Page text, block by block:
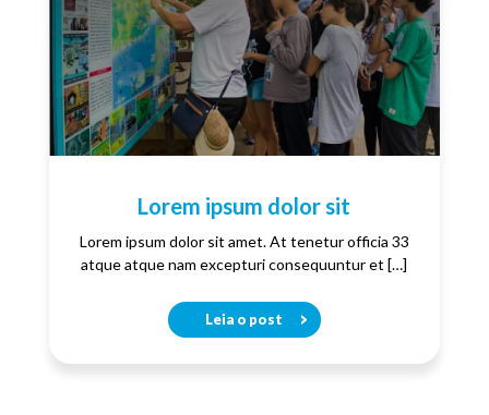
Lorem ipsum dolor sit
Lorem ipsum dolor sit amet. At tenetur officia 33
atque atque nam excepturi consequuntur et […]
Leia o post